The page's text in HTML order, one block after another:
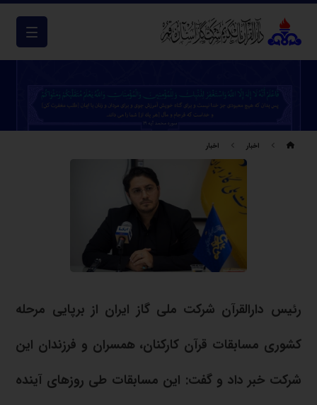
اخبار اخبار
رئیس دارالقرآن شرکت ملی گاز ایران از برپایی مرحله
کشوری مسابقات قرآن کارکنان، همسران و فرزندان این
شرکت خبر داد و گفت: این مسابقات طی روز‌های آینده